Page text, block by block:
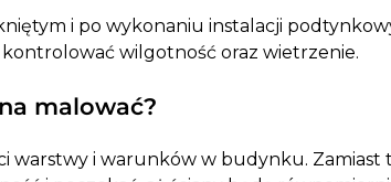
i po wykonaniu instalacji
wilgotność oraz wietrzenie.
malować?
warstwy i warunków w budynku. Zamiast